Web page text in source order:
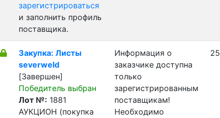
зарегистрироваться
и заполнить профиль
поставщика.
Закупка: Листы
severweld
[Завершен]
Победитель выбран
Лот №: 1881
АУКЦИОН (покупка
Информация о
заказчике доступна
только
зарегистрированным
поставщикам!
Необходимо